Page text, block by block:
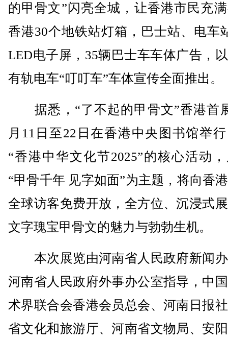
的甲骨文”闪亮全城，让香港市民充
香港30个地铁站灯箱，巴士站、电车
LED电子屏，35辆巴士车车体广告，
有轨电车“叮叮车”车体宣传全面推出。
据悉，“了不起的甲骨文”香港首
月11日至22日在香港中央图书馆举
“香港中华文化节2025”的核心活动
“甲骨千年 见字如面”为主题，将向香
全球访客免费开放，全方位、沉浸式
文字瑰宝甲骨文的魅力与勃勃生机。
本次展览由河南省人民政府新闻
河南省人民政府外事办公室指导，中
术界联合会香港会员总会、河南日报
省文化和旅游厅、河南省文物局、安